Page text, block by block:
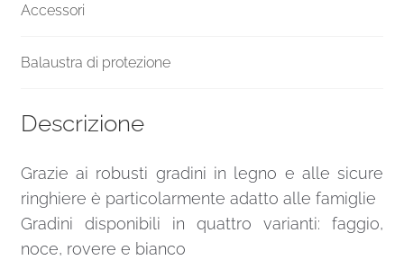
Accessori
Balaustra di protezione
Descrizione
Grazie ai robusti gradini in legno e alle sicure
ringhiere è particolarmente adatto alle famiglie
Gradini disponibili in quattro varianti: faggio,
noce, rovere e bianco